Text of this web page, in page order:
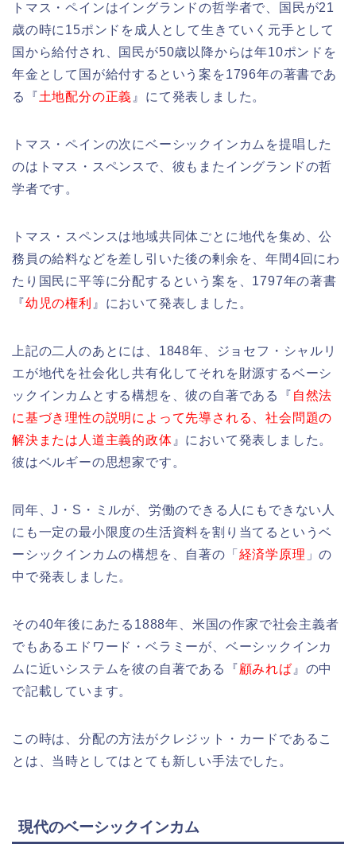
トマス・ペインはイングランドの哲学者で、国民が21
歳の時に15ポンドを成人として生きていく元手として
国から給付され、国民が50歳以降からは年10ポンドを
年金として国が給付するという案を1796年の著書であ
る『 土地配分の正義』にて発表しました。
トマス・ペインの次にベーシックインカムを提唱した
のはトマス・スペンスで、彼もまたイングランドの哲
学者です。
トマス・スペンスは地域共同体ごとに地代を集め、公
務員の給料などを差し引いた後の剰余を、年間4回にわ
たり国民に平等に分配するという案を、1797年の著書
『 幼児の権利 』において発表しました。
上記の二人のあとには、1848年、ジョセフ・シャルリ
エが地代を社会化し共有化してそれを財源するベーシ
ックインカムとする構想を、彼の自著である『 自然法
に基づき理性の説明によって先導される、社会問題の
解決または人道主義的政体』において発表しました。
彼はベルギーの思想家です。
同年、J・S・ミルが、労働のできる人にもできない人
にも一定の最小限度の生活資料を割り当てるというベ
ーシックインカムの構想を、自著の「 経済学原理 」の
中で発表しました。
その40年後にあたる1888年、米国の作家で社会主義者
でもあるエドワード・ベラミーが、ベーシックインカ
ムに近いシステムを彼の自著である『 顧みれば』の中
で記載しています。
この時は、分配の方法がクレジット・カードであるこ
とは、当時としてはとても新しい手法でした。
現代のベーシックインカム